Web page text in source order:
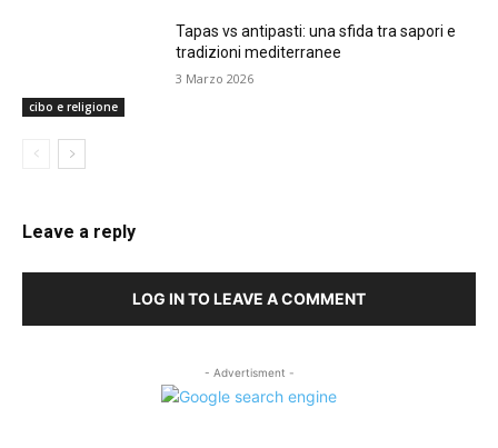
cibo e religione
Tapas vs antipasti: una sfida tra sapori e
tradizioni mediterranee
3 Marzo 2026
Leave a reply
LOG IN TO LEAVE A COMMENT
- Advertisment -